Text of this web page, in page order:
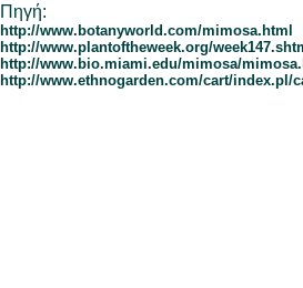
Πηγή:
http://www.botanyworld.com/mimosa.html
http://www.plantoftheweek.org/
http://www.bio.miami.edu/mimosa/
http://www.ethnogarden.com/cart/index.pl/